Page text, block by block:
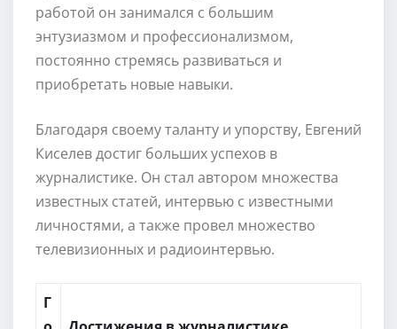
работой он занимался с большим
энтузиазмом и профессионализмом,
постоянно стремясь развиваться и
приобретать новые навыки.
Благодаря своему таланту и упорству, Евгений
Киселев достиг больших успехов в
журналистике. Он стал автором множества
известных статей, интервью с известными
личностями, а также провел множество
телевизионных и радиоинтервью.
Г